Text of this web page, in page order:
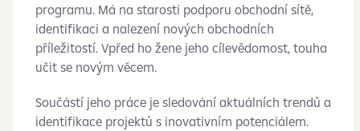
programu. Má na starosti podporu obchodní sítě,
identifikaci a nalezení nových obchodních
příležitostí. Vpřed ho žene jeho cílevědomost, touha
učit se novým věcem.
Součástí jeho práce je sledování aktuálních trendů a
identifikace projektů s inovativním potenciálem.